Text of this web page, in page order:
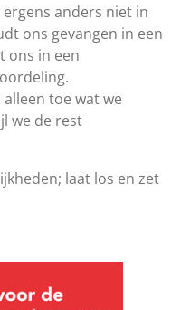
anders niet in
ons gevangen in een
ons in een
toe wat we
we de rest
laat los en zet